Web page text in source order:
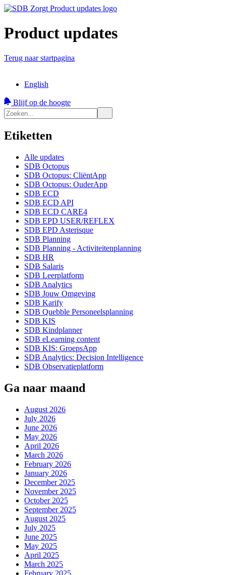
Product updates
Terug naar startpagina
English
Blijf op de hoogte
Etiketten
Alle updates
SDB Octopus
SDB Octopus: CliëntApp
SDB Octopus: OuderApp
SDB ECD
SDB ECD API
SDB ECD CARE4
SDB EPD USER/REFLEX
SDB EPD Asterisque
SDB Planning
SDB Planning - Activiteitenplanning
SDB HR
SDB Salaris
SDB Leerplatform
SDB Analytics
SDB Jouw Omgeving
SDB Karify
SDB Quebble Personeelsplanning
SDB KIS
SDB Kindplanner
SDB eLearning content
SDB KIS: GroepsApp
SDB Analytics: Decision Intelligence
SDB Observatieplatform
Ga naar maand
August 2026
July 2026
June 2026
May 2026
April 2026
March 2026
February 2026
January 2026
December 2025
November 2025
October 2025
September 2025
August 2025
July 2025
June 2025
May 2025
April 2025
March 2025
February 2025